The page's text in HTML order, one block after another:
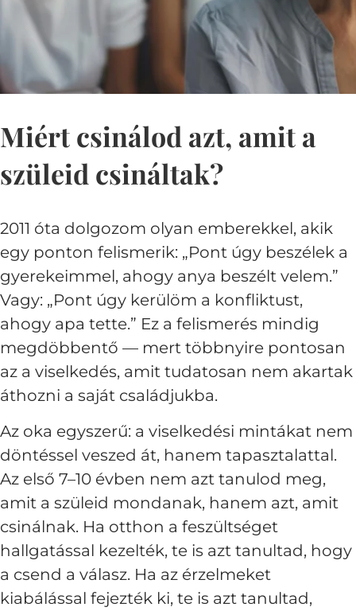
Miért csinálod azt, amit a
szüleid csináltak?
2011 óta dolgozom olyan emberekkel, akik
egy ponton felismerik: „Pont úgy beszélek a
gyerekeimmel, ahogy anya beszélt velem.”
Vagy: „Pont úgy kerülöm a konfliktust,
ahogy apa tette.” Ez a felismerés mindig
megdöbbentő — mert többnyire pontosan
az a viselkedés, amit tudatosan nem akartak
áthozni a saját családjukba.
Az oka egyszerű: a viselkedési mintákat nem
döntéssel veszed át, hanem tapasztalattal.
Az első 7–10 évben nem azt tanulod meg,
amit a szüleid mondanak, hanem azt, amit
csinálnak. Ha otthon a feszültséget
hallgatással kezelték, te is azt tanultad, hogy
a csend a válasz. Ha az érzelmeket
kiabálással fejezték ki, te is azt tanultad,